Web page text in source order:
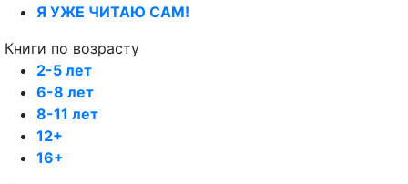
Я УЖЕ ЧИТАЮ САМ!
Книги по возрасту
2-5 лет
6-8 лет
8-11 лет
12+
16+